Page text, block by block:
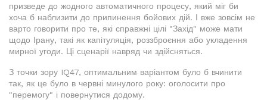
призведе до жодного автоматичного процесу, який міг би
хоча б наблизити до припинення бойових дій. І вже зовсім не
варто говорити про те, які справжні цілі "Захід" може мати
щодо Ірану, такі як капітуляція, роззброєння або укладення
мирної угоди. Ці сценарії навряд чи здійсняться.
З точки зору IQ47, оптимальним варіантом було б вчинити
так, як це було в червні минулого року: оголосити про
"перемогу" і повернутися додому.